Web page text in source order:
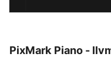
PixMark Piano -